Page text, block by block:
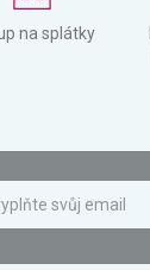
na splátky